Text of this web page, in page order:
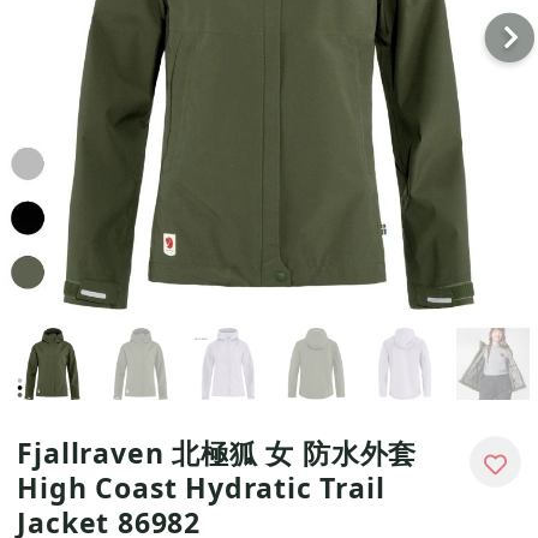
關
Fjallraven 北極狐 女 防水外套
High Coast Hydratic Trail
Jacket 86982